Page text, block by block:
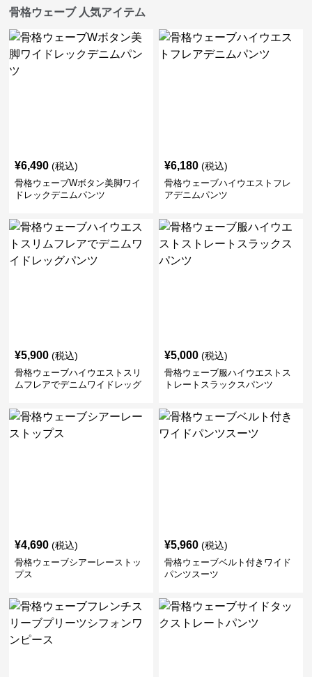
骨格ウェーブ 人気アイテム
¥6,490 (税込)
骨格ウェーブWボタン美脚ワイ
ドレックデニムパンツ
¥6,180 (税込)
骨格ウェーブハイウエストフレ
アデニムパンツ
¥5,900 (税込)
骨格ウェーブハイウエストスリ
ムフレアでデニムワイドレッグ
¥5,000 (税込)
骨格ウェーブ服ハイウエストス
トレートスラックスパンツ
¥4,690 (税込)
骨格ウェーブシアーレーストッ
プス
¥5,960 (税込)
骨格ウェーブベルト付きワイド
パンツスーツ